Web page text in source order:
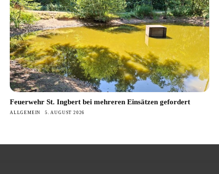
Feuerwehr St. Ingbert bei mehreren Einsätzen gefordert
ALLGEMEIN 5. AUGUST 2026